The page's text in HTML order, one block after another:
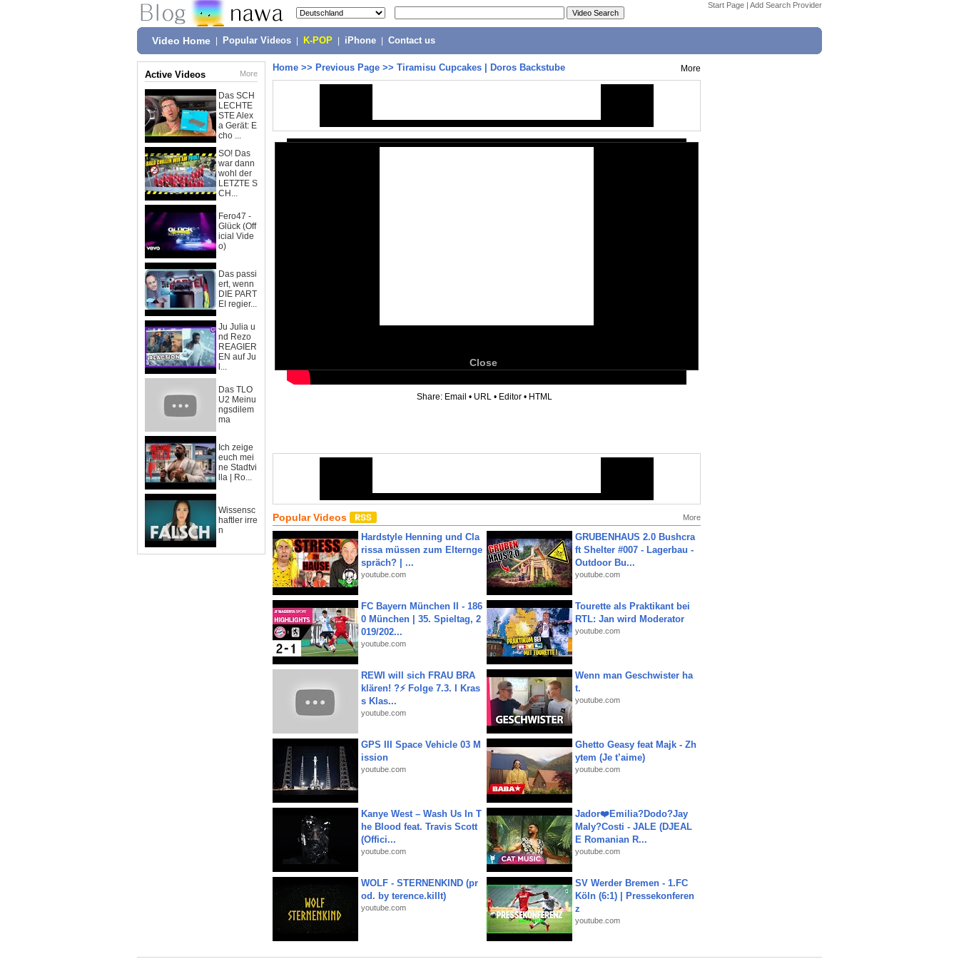
Start Page | Add Search Provider
Video Home Popular Videos K-POP iPhone Contact us
Active Videos More
Das SCH
LECHTE
STE Alex
a Gerät: E
cho ...
SO! Das
war dann
wohl der
LETZTE S
CH...
Fero47 -
Glück (Off
icial Vide
o)
Das passi
ert, wenn
DIE PART
EI regier...
Ju Julia u
nd Rezo
REAGIER
EN auf Ju
l...
Das TLO
U2 Meinu
ngsdilem
ma
Ich zeige
euch mei
ne Stadtvi
lla | Ro...
Wissensc
haftler irre
n
Home >> Previous Page >> Tiramisu Cupcakes | Doros Backstube More
Close
Share: Email • URL • Editor • HTML
Popular Videos More
Hardstyle Henning und Cla
rissa müssen zum Elternge
spräch? | ...
youtube.com
GRUBENHAUS 2.0 Bushcra
ft Shelter #007 - Lagerbau -
Outdoor Bu...
youtube.com
FC Bayern München II - 186
0 München | 35. Spieltag, 2
019/202...
youtube.com
Tourette als Praktikant bei
RTL: Jan wird Moderator
youtube.com
REWI will sich FRAU BRA
klären! ?⚡️ Folge 7.3. I Kras
s Klas...
youtube.com
Wenn man Geschwister ha
t.
youtube.com
GPS III Space Vehicle 03 M
ission
youtube.com
Ghetto Geasy feat Majk - Zh
ytem (Je t’aime)
youtube.com
Kanye West – Wash Us In T
he Blood feat. Travis Scott
(Offici...
youtube.com
Jador❤️Emilia?Dodo?Jay
Maly?Costi - JALE (DJEAL
E Romanian R...
youtube.com
WOLF - STERNENKIND (pr
od. by terence.killt)
youtube.com
SV Werder Bremen - 1.FC
Köln (6:1) | Pressekonferen
z
youtube.com